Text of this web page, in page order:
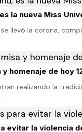
la nueva Miss
llevó la corona,
homenaje de hoy
realizando la
evitar la violencia